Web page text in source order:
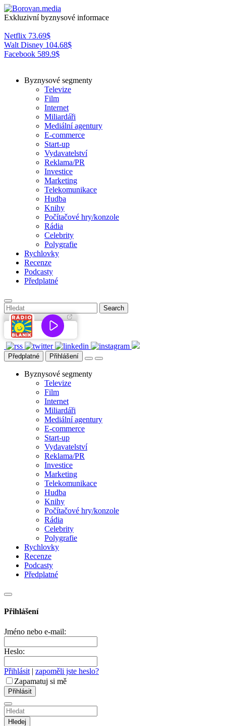
Exkluzivní byznysové informace
Netflix 73.69$
Walt Disney 104.68$
Facebook 589.9$
Byznysové segmenty
Televize
Film
Internet
Miliardáři
Mediální agentury
E-commerce
Start-up
Vydavatelství
Reklama/PR
Investice
Marketing
Telekomunikace
Hudba
Knihy
Počítačové hry/konzole
Rádia
Celebrity
Polygrafie
Rychlovky
Recenze
Podcasty
Předplatné
Předplatné Přihlášení
Byznysové segmenty
Televize
Film
Internet
Miliardáři
Mediální agentury
E-commerce
Start-up
Vydavatelství
Reklama/PR
Investice
Marketing
Telekomunikace
Hudba
Knihy
Počítačové hry/konzole
Rádia
Celebrity
Polygrafie
Rychlovky
Recenze
Podcasty
Předplatné
Přihlášení
Jméno nebo e-mail:
Heslo:
Přihlásit | zapoměli jste heslo?
Zapamatuj si mě
Hledej